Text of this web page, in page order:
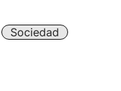
Sociedad